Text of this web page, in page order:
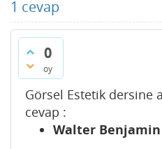
1 cevap
0
oy
Görsel Estetik dersine
cevap :
Walter Benjamin